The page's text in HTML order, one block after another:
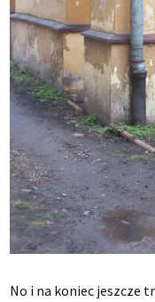
No i na koniec jeszcze